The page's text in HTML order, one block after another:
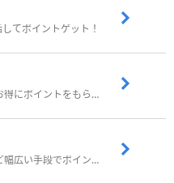
てポイントゲット！
歩いてポイ活！日常生活でお得にポイントをもらおう
歩いたりアンケート回答など幅広い手段でポイントをゲット